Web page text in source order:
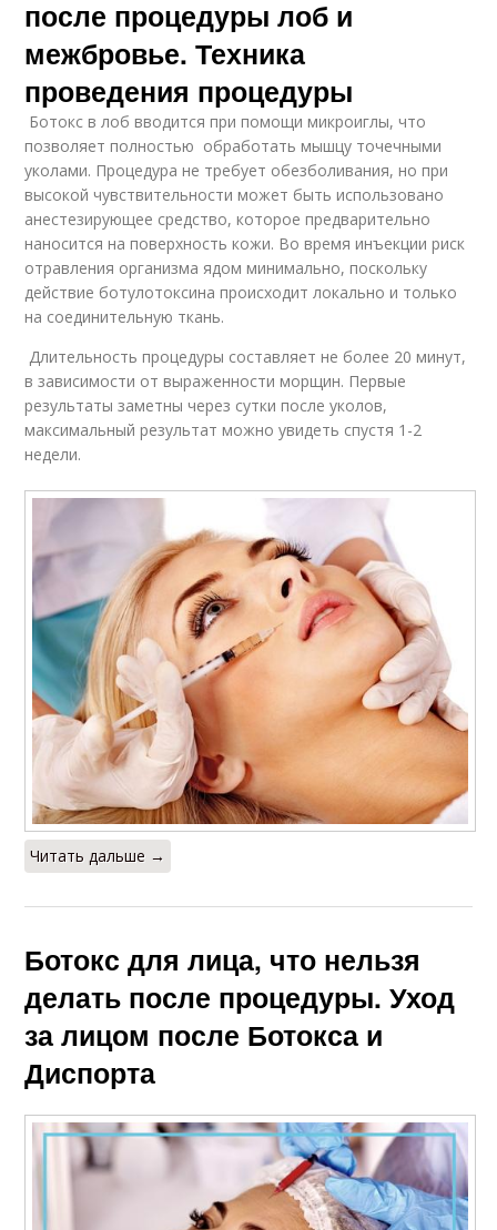
после процедуры лоб и
межбровье. Техника
проведения процедуры
Ботокс в лоб вводится при помощи микроиглы, что
позволяет полностью обработать мышцу точечными
уколами. Процедура не требует обезболивания, но при
высокой чувствительности может быть использовано
анестезирующее средство, которое предварительно
наносится на поверхность кожи. Во время инъекции риск
отравления организма ядом минимально, поскольку
действие ботулотоксина происходит локально и только
на соединительную ткань.
Длительность процедуры составляет не более 20 минут,
в зависимости от выраженности морщин. Первые
результаты заметны через сутки после уколов,
максимальный результат можно увидеть спустя 1-2
недели.
Читать дальше →
Ботокс для лица, что нельзя
делать после процедуры. Уход
за лицом после Ботокса и
Диспорта